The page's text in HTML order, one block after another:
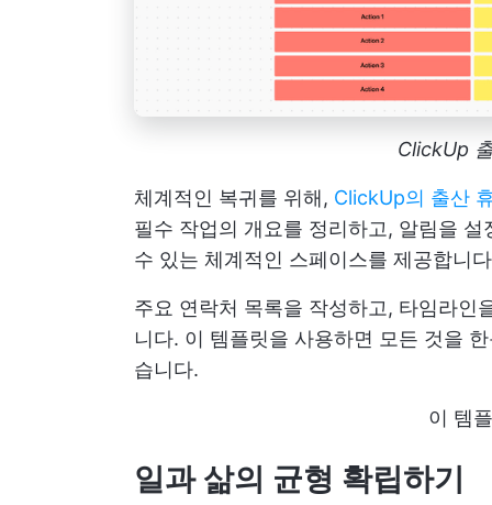
ClickUp
체계적인 복귀를 위해, ClickUp의 출산
필수 작업의 개요를 정리하고, 알림을
수 있는 체계적인 스페이스를 제공합니
주요 연락처 목록을 작성하고, 타임라인
니다. 이 템플릿을 사용하면 모든 것을
습니다.
이 템
일과 삶의 균형 확립하기